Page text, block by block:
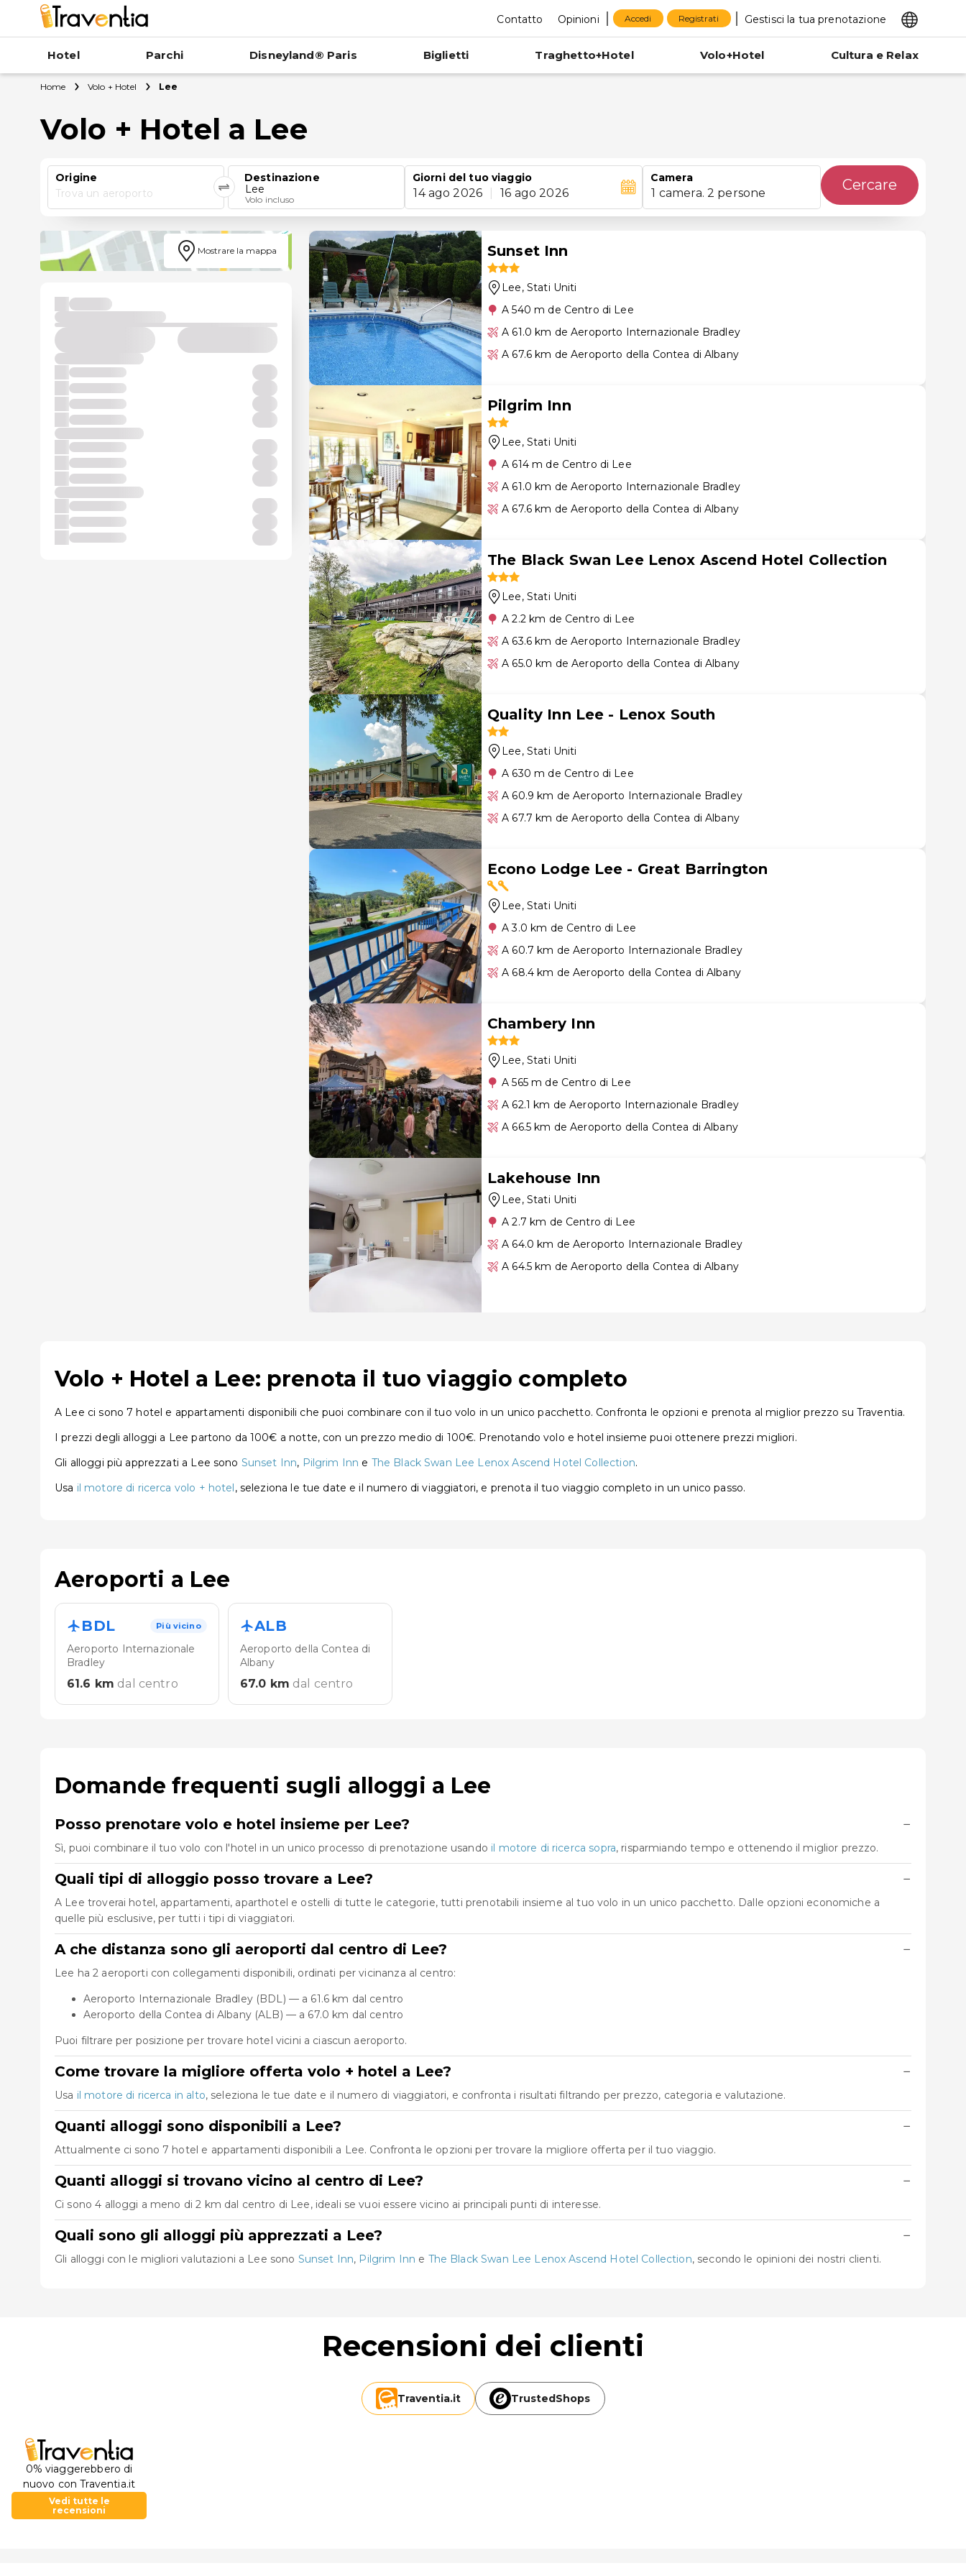
Contatto Opinioni Accedi Registrati Gestisci la tua prenotazione
Hotel Parchi Disneyland® Paris Biglietti Traghetto+Hotel Volo+Hotel Cultura e Relax
Home Volo + Hotel Lee
Volo + Hotel a Lee
Origine
Trova un aeroporto
Destinazione
Lee
Volo incluso
Giorni del tuo viaggio
14 ago 2026 16 ago 2026
Camera
1 camera. 2 persone Cercare
Mostrare la mappa Sunset Inn
Lee, Stati Uniti
A 540 m de Centro di Lee
A 61.0 km de Aeroporto Internazionale Bradley
A 67.6 km de Aeroporto della Contea di Albany
Pilgrim Inn
Lee, Stati Uniti
A 614 m de Centro di Lee
A 61.0 km de Aeroporto Internazionale Bradley
A 67.6 km de Aeroporto della Contea di Albany
The Black Swan Lee Lenox Ascend Hotel Collection
Lee, Stati Uniti
A 2.2 km de Centro di Lee
A 63.6 km de Aeroporto Internazionale Bradley
A 65.0 km de Aeroporto della Contea di Albany
Quality Inn Lee - Lenox South
Lee, Stati Uniti
A 630 m de Centro di Lee
A 60.9 km de Aeroporto Internazionale Bradley
A 67.7 km de Aeroporto della Contea di Albany
Econo Lodge Lee - Great Barrington
Lee, Stati Uniti
A 3.0 km de Centro di Lee
A 60.7 km de Aeroporto Internazionale Bradley
A 68.4 km de Aeroporto della Contea di Albany
Chambery Inn
Lee, Stati Uniti
A 565 m de Centro di Lee
A 62.1 km de Aeroporto Internazionale Bradley
A 66.5 km de Aeroporto della Contea di Albany
Lakehouse Inn
Lee, Stati Uniti
A 2.7 km de Centro di Lee
A 64.0 km de Aeroporto Internazionale Bradley
A 64.5 km de Aeroporto della Contea di Albany
Volo + Hotel a Lee: prenota il tuo viaggio completo
A Lee ci sono 7 hotel e appartamenti disponibili che puoi combinare con il tuo volo in un unico pacchetto. Confronta le opzioni e prenota al miglior prezzo su Traventia.
I prezzi degli alloggi a Lee partono da 100€ a notte, con un prezzo medio di 100€. Prenotando volo e hotel insieme puoi ottenere prezzi migliori.
Gli alloggi più apprezzati a Lee sono Sunset Inn, Pilgrim Inn e The Black Swan Lee Lenox Ascend Hotel Collection.
Usa il motore di ricerca volo + hotel, seleziona le tue date e il numero di viaggiatori, e prenota il tuo viaggio completo in un unico passo.
Aeroporti a Lee
BDL Più vicino
Aeroporto Internazionale
Bradley
61.6 km dal centro
ALB
Aeroporto della Contea di
Albany
67.0 km dal centro
Domande frequenti sugli alloggi a Lee
Posso prenotare volo e hotel insieme per Lee? −
Sì, puoi combinare il tuo volo con l'hotel in un unico processo di prenotazione usando il motore di ricerca sopra, risparmiando tempo e ottenendo il miglior prezzo.
Quali tipi di alloggio posso trovare a Lee? −
A Lee troverai hotel, appartamenti, aparthotel e ostelli di tutte le categorie, tutti prenotabili insieme al tuo volo in un unico pacchetto. Dalle opzioni economiche a
quelle più esclusive, per tutti i tipi di viaggiatori.
A che distanza sono gli aeroporti dal centro di Lee? −
Lee ha 2 aeroporti con collegamenti disponibili, ordinati per vicinanza al centro:
Aeroporto Internazionale Bradley (BDL) — a 61.6 km dal centro
Aeroporto della Contea di Albany (ALB) — a 67.0 km dal centro
Puoi filtrare per posizione per trovare hotel vicini a ciascun aeroporto.
Come trovare la migliore offerta volo + hotel a Lee? −
Usa il motore di ricerca in alto, seleziona le tue date e il numero di viaggiatori, e confronta i risultati filtrando per prezzo, categoria e valutazione.
Quanti alloggi sono disponibili a Lee? −
Attualmente ci sono 7 hotel e appartamenti disponibili a Lee. Confronta le opzioni per trovare la migliore offerta per il tuo viaggio.
Quanti alloggi si trovano vicino al centro di Lee? −
Ci sono 4 alloggi a meno di 2 km dal centro di Lee, ideali se vuoi essere vicino ai principali punti di interesse.
Quali sono gli alloggi più apprezzati a Lee? −
Gli alloggi con le migliori valutazioni a Lee sono Sunset Inn, Pilgrim Inn e The Black Swan Lee Lenox Ascend Hotel Collection, secondo le opinioni dei nostri clienti.
Recensioni dei clienti
Traventia.it TrustedShops
0% viaggerebbero di
nuovo con Traventia.it
Vedi tutte le
recensioni